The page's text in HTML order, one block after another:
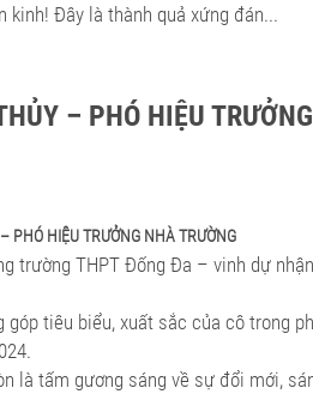
Đây là thành quả xứng đán...
– PHÓ HIỆU
PHÓ HIỆU TRƯỞNG NHÀ TRƯỜNG
trường THPT Đống Đa – vinh dự
tiêu biểu, xuất sắc của cô trong
là tấm gương sáng về sự đổi mới,